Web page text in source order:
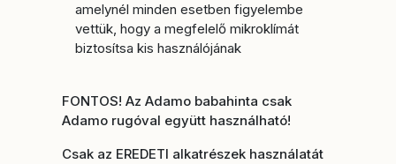
amelynél minden esetben figyelembe
vettük, hogy a megfelelő mikroklímát
biztosítsa kis használójának
FONTOS! Az Adamo babahinta csak
Adamo rugóval együtt használható!
Csak az EREDETI alkatrészek használatát